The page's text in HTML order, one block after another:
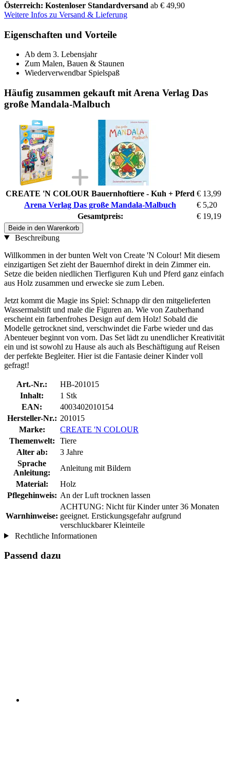
Österreich: Kostenloser Standardversand ab € 49,90
Weitere Infos zu Versand & Lieferung
Eigenschaften und Vorteile
Ab dem 3. Lebensjahr
Zum Malen, Bauen & Staunen
Wiederverwendbar Spielspaß
Häufig zusammen gekauft mit Arena Verlag Das
große Mandala-Malbuch
CREATE 'N COLOUR Bauernhoftiere - Kuh + Pferd € 13,99
Arena Verlag Das große Mandala-Malbuch
€ 5,20
Gesamtpreis:
€ 19,19
Beide in den Warenkorb
Beschreibung
Willkommen in der bunten Welt von Create 'N Colour! Mit diesem
einzigartigen Set zieht der Bauernhof direkt in dein Zimmer ein.
Setze die beiden niedlichen Tierfiguren Kuh und Pferd ganz einfach
aus Holz zusammen und erwecke sie zum Leben.
Jetzt kommt die Magie ins Spiel: Schnapp dir den mitgelieferten
Wassermalstift und male die Figuren an. Wie von Zauberhand
erscheint ein farbenfrohes Design auf dem Holz! Sobald die
Modelle getrocknet sind, verschwindet die Farbe wieder und das
Abenteuer beginnt von vorn. Das Set lädt zu unendlicher Kreativität
ein und ist sowohl zu Hause als auch als Beschäftigung auf Reisen
der perfekte Begleiter. Hier ist die Fantasie deiner Kinder voll
gefragt!
Art.-Nr.:
HB-201015
Inhalt:
1 Stk
EAN:
4003402010154
Hersteller-Nr.: 201015
Marke:
CREATE 'N COLOUR
Themenwelt:
Tiere
Alter ab:
3 Jahre
Sprache
Anleitung:
Anleitung mit Bildern
Material:
Holz
Pflegehinweis: An der Luft trocknen lassen
Warnhinweise:
ACHTUNG: Nicht für Kinder unter 36 Monaten
geeignet. Erstickungsgefahr aufgrund
verschluckbarer Kleinteile
Rechtliche Informationen
Passend dazu